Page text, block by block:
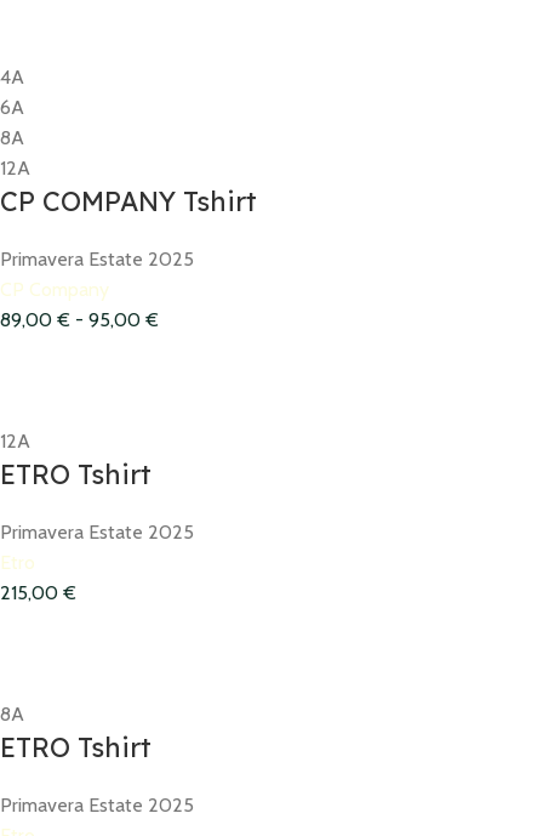
4A
6A
8A
12A
CP COMPANY Tshirt
Primavera Estate 2025
CP Company
89,00 € - 95,00 €
12A
ETRO Tshirt
Primavera Estate 2025
Etro
215,00 €
8A
ETRO Tshirt
Primavera Estate 2025